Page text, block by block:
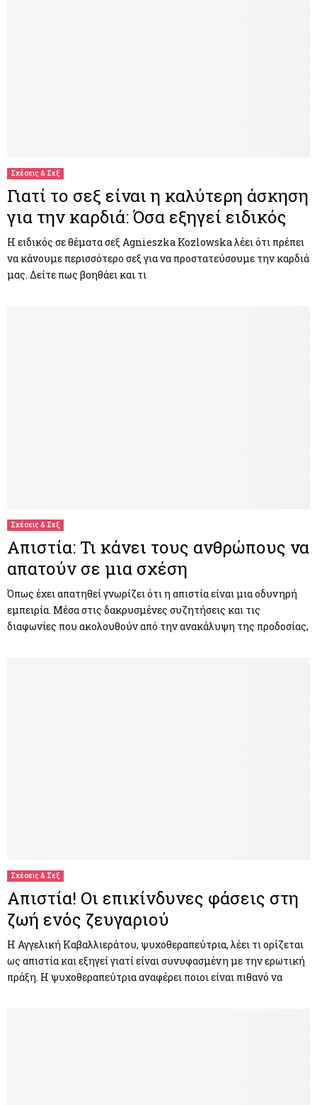
Σχέσεις & Σεξ
Γιατί το σεξ είναι η καλύτερη άσκηση
για την καρδιά: Όσα εξηγεί ειδικός
Η ειδικός σε θέματα σεξ Agnieszka Kozlowska λέει ότι πρέπει
να κάνουμε περισσότερο σεξ για να προστατεύσουμε την καρδιά
μας. Δείτε πως βοηθάει και τι
Σχέσεις & Σεξ
Απιστία: Τι κάνει τους ανθρώπους να
απατούν σε μια σχέση
Όπως έχει απατηθεί γνωρίζει ότι η απιστία είναι μια οδυνηρή
εμπειρία. Μέσα στις δακρυσμένες συζητήσεις και τις
διαφωνίες που ακολουθούν από την ανακάλυψη της προδοσίας,
Σχέσεις & Σεξ
Απιστία! Οι επικίνδυνες φάσεις στη
ζωή ενός ζευγαριού
Η Αγγελική Καβαλλιεράτου, ψυχοθεραπεύτρια, λέει τι ορίζεται
ως απιστία και εξηγεί γιατί είναι συνυφασμένη με την ερωτική
πράξη. Η ψυχοθεραπεύτρια αναφέρει ποιοι είναι πιθανό να